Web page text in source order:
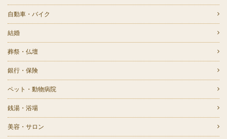
自動車・バイク
結婚
葬祭・仏壇
銀行・保険
ペット・動物病院
銭湯・浴場
美容・サロン